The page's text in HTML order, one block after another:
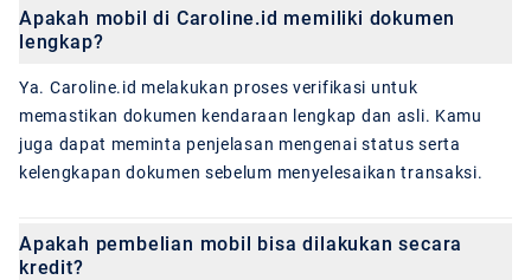
Apakah mobil di Caroline.id memiliki dokumen
lengkap?
Ya. Caroline.id melakukan proses verifikasi untuk
memastikan dokumen kendaraan lengkap dan asli. Kamu
juga dapat meminta penjelasan mengenai status serta
kelengkapan dokumen sebelum menyelesaikan transaksi.
Apakah pembelian mobil bisa dilakukan secara
kredit?